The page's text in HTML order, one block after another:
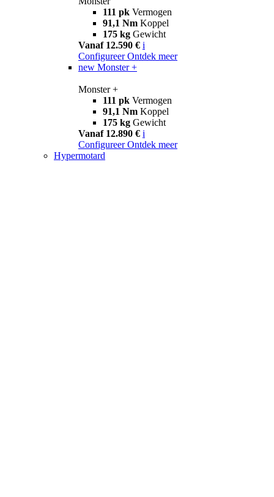
111 pk Vermogen
91,1 Nm Koppel
175 kg Gewicht
Vanaf 12.590 € i
Configureer Ontdek meer
new Monster +
Monster +
111 pk Vermogen
91,1 Nm Koppel
175 kg Gewicht
Vanaf 12.890 € i
Configureer Ontdek meer
Hypermotard